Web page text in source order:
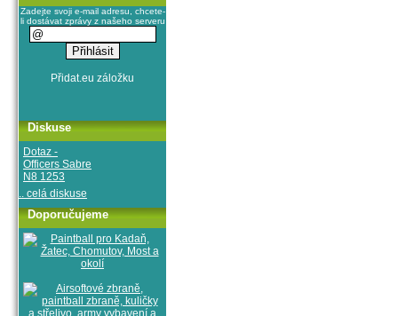
Zadejte svoji e-mail adresu, chcete-
li dostávat zprávy z našeho serveru
Diskuse
Dotaz -
Officers Sabre
N8 1253
.. celá diskuse
Doporučujeme